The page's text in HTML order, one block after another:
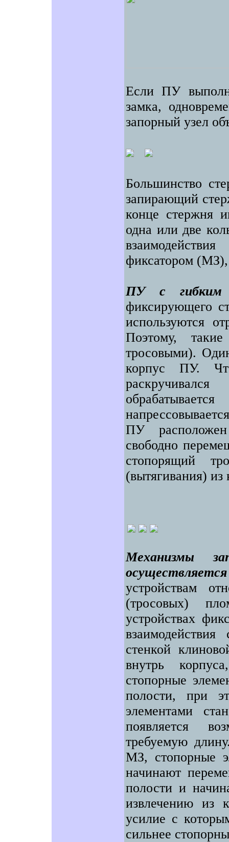
Если ПУ
замка,
запорный узел
Большинство
запирающий
конце стержня
одна или две
фиксатором
ПУ с гибким
фиксирующего
используются
Поэтому,
тросовыми).
корпус ПУ.
ПУ
свободно
стопорящий
(вытягивания) из
Механизмы
устройствам
(тросовых)
устройствах
стенкой
внутрь
стопорные
полости, при
элементами
появляется
требуемую
МЗ, стопорные
начинают
полости и
извлечению из
усилие с
сильнее